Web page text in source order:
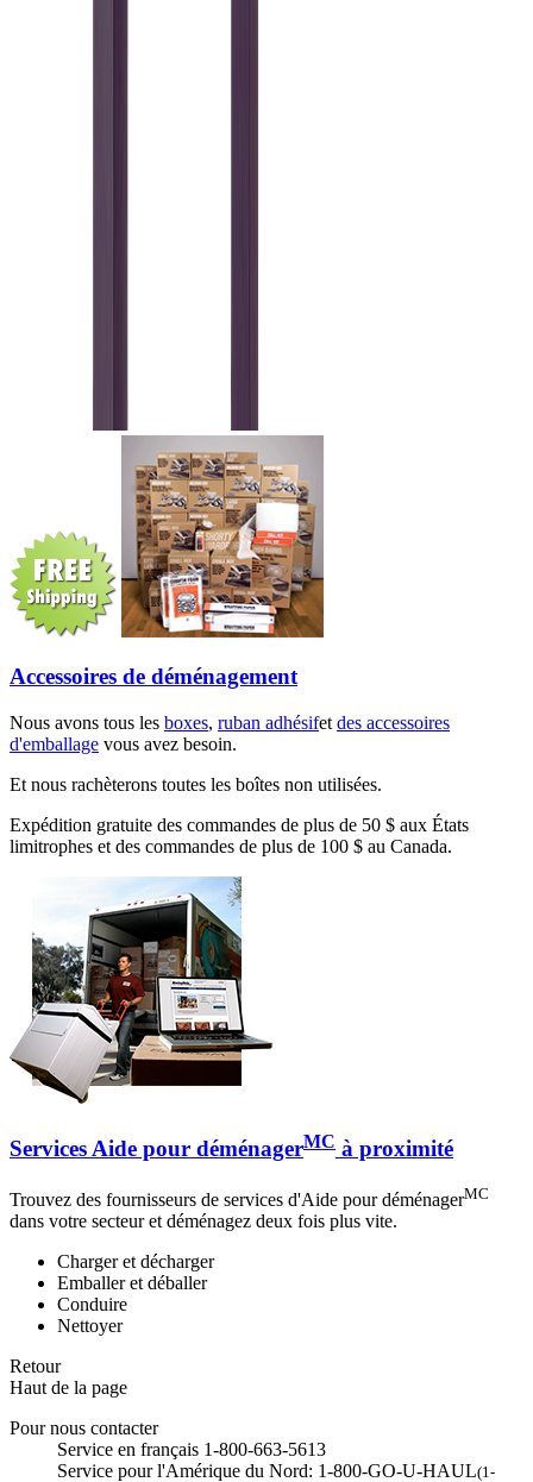
Accessoires de déménagement
Nous avons tous les boxes, ruban adhésifet des accessoires
d'emballage vous avez besoin.
Et nous rachèterons toutes les boîtes non utilisées.
Expédition gratuite des commandes de plus de 50 $ aux États
limitrophes et des commandes de plus de 100 $ au Canada.
Services Aide pour déménagerMC à proximité
Trouvez des fournisseurs de services d'Aide pour déménagerMC
dans votre secteur et déménagez deux fois plus vite.
Charger et décharger
Emballer et déballer
Conduire
Nettoyer
Retour
Haut de la page
Pour nous contacter
Service en français 1-800-663-5613
Service pour l'Amérique du Nord: 1-800-GO-U-HAUL(1-